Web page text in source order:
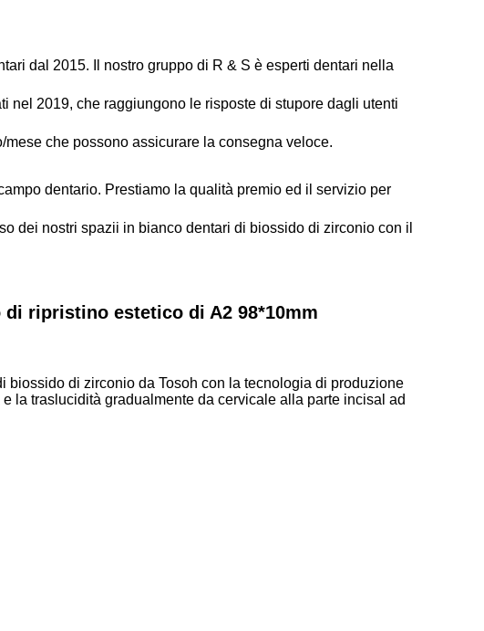
dal 2015. Il nostro gruppo di R & S è esperti dentari nella
2019, che raggiungono le risposte di stupore dagli utenti
che possono assicurare la consegna veloce.
dentario. Prestiamo la qualità premio ed il servizio per
dei nostri spazii in bianco dentari di biossido di zirconio con il
ripristino estetico di A2 98*10mm
di zirconio da Tosoh con la tecnologia di produzione
la traslucidità gradualmente da cervicale alla parte incisal ad